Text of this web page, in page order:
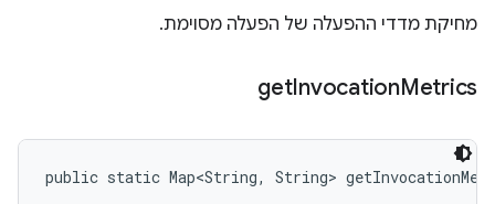
מחיקת מדדי ההפעלה של הפעלה מסוימת.
getInvocationMetrics
public static Map<String, String>